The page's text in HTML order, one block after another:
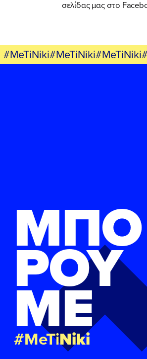
σελίδας μας στο
ΜΠΟ
ΡΟΥ
ΜΕ
#MeTiNiki